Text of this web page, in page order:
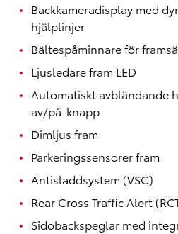
Backkameradisplay med
hjälplinjer
Bältespåminnare för
Ljusledare fram LED
Automatiskt avbländande
av/på-knapp
Dimljus fram
Parkeringssensorer fram
Antisladdsystem (VSC)
Rear Cross Traffic Alert
Sidobackspeglar med